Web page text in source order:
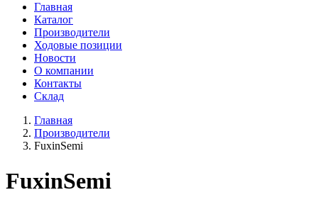
Главная
Каталог
Производители
Ходовые позиции
Новости
О компании
Контакты
Склад
Главная
Производители
FuxinSemi
FuxinSemi